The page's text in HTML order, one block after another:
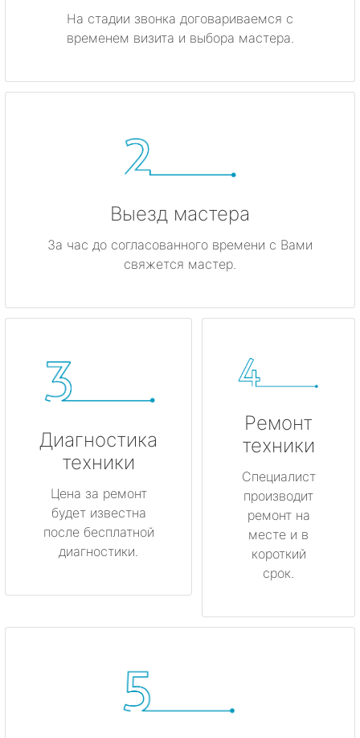
На стадии звонка договариваемся с
временем визита и выбора мастера.
Выезд мастера
За час до согласованного времени с Вами
свяжется мастер.
Диагностика
техники
Цена за ремонт
будет известна
после бесплатной
диагностики.
Ремонт
техники
Специалист
производит
ремонт на
месте и в
короткий
срок.